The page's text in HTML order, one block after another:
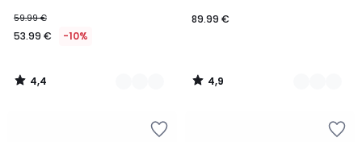
59.99 €
53.99 € -10%
4,4
/
89.99 €
4,9
/